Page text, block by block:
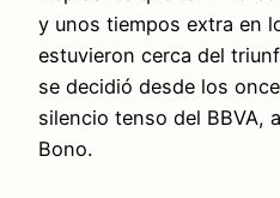
y unos tiempos extra en
estuvieron cerca del
se decidió desde los
silencio tenso del BBVA,
Bono.